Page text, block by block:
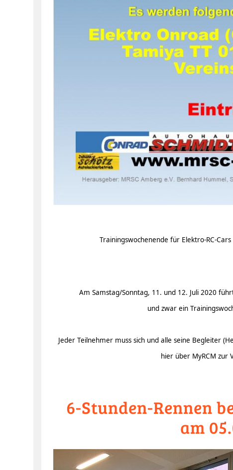
Trainingswochenende für Elektro-RC-
Am Samstag/Sonntag, 11. und 12. Juli 2020
und zwar ein
Jeder Teilnehmer muss sich und alle seine Begleiter
hier über MyRCM zur
6-Stunden-Rennen
am